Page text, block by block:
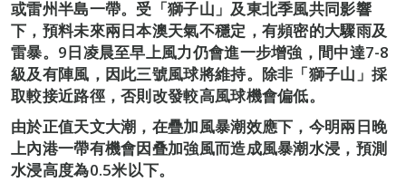
或雷州半島一帶。受「獅子山」及東北季風共同影響
下，預料未來兩日本澳天氣不穩定，有頻密的大驟雨及
雷暴。9日凌晨至早上風力仍會進一步增強，間中達7-8
級及有陣風，因此三號風球將維持。除非「獅子山」採
取較接近路徑，否則改發較高風球機會偏低。
由於正值天文大潮，在疊加風暴潮效應下，今明兩日晚
上內港一帶有機會因叠加強風而造成風暴潮水浸，預測
水浸高度為0.5米以下。